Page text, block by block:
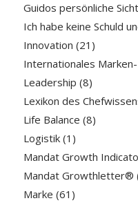
Guidos persönliche Sicht
Ich habe keine Schuld
Innovation (21)
Internationales
Leadership (8)
Lexikon des
Life Balance (8)
Logistik(1)
Mandat Growth
Mandat Growthletter®
Marke (61)